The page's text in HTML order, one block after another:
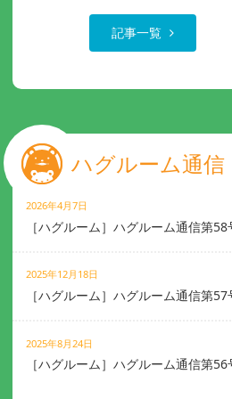
記事一覧
ハグルーム通信
2026年4月7日
［ハグルーム］ハグルーム通信第58
2025年12月18日
［ハグルーム］ハグルーム通信第57
2025年8月24日
［ハグルーム］ハグルーム通信第56